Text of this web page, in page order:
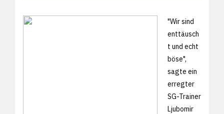
"Wir sind
enttäusch
t und echt
böse",
sagte ein
erregter
SG-Trainer
Ljubomir